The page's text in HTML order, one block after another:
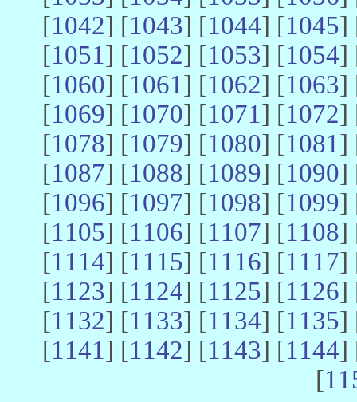
[1042] [1043] [1044] [1045]
[1051] [1052] [1053] [1054]
[1060] [1061] [1062] [1063]
[1069] [1070] [1071] [1072]
[1078] [1079] [1080] [1081]
[1087] [1088] [1089] [1090]
[1096] [1097] [1098] [1099]
[1105] [1106] [1107] [1108]
[1114] [1115] [1116] [1117]
[1123] [1124] [1125] [1126]
[1132] [1133] [1134] [1135]
[1141] [1142] [1143] [1144]
[